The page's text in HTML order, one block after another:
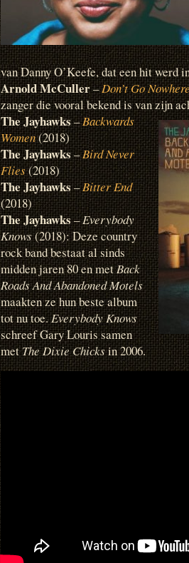
van Danny O’Keefe, dat een hit werd
Arnold McCuller–Don’t Go
zanger die vooral bekend is van zijn
The Jayhawks–Backwards
Women(2018)
The Jayhawks–Bird Never
Flies(2018)
The Jayhawks–Bitter End
(2018)
The Jayhawks–Everybody
Knows(2018): Deze country
rock band bestaat al sinds
midden jaren 80 en metBack
Roads And Abandoned Motels
maakten ze hun beste album
tot nu toe.Everybody Knows
schreef Gary Louris samen
metThe Dixie Chicksin 2006.